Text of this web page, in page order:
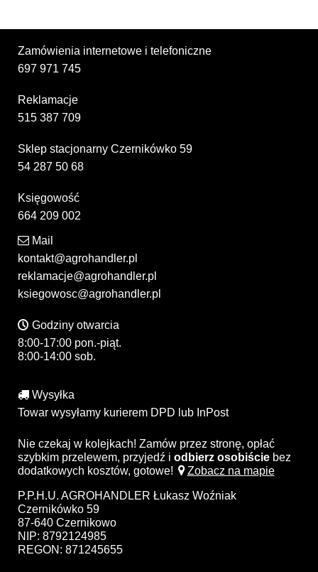
Zamówienia internetowe i telefoniczne
697 971 745
Reklamacje
515 387 709
Sklep stacjonarny Czernikówko 59
54 287 50 68
Księgowość
664 209 002
Mail
kontakt@agrohandler.pl
reklamacje@agrohandler.pl
ksiegowosc@agrohandler.pl
Godziny otwarcia
8:00-17:00 pon.-piąt.
8:00-14:00 sob.
Wysyłka
Towar wysyłamy kurierem DPD lub InPost
Nie czekaj w kolejkach! Zamów przez stronę, opłać
szybkim przelewem, przyjedź i odbierz osobiście bez
dodatkowych kosztów, gotowe!
Zobacz na mapie
P.P.H.U. AGROHANDLER Łukasz Woźniak
Czernikówko 59
87-640 Czernikowo
NIP: 8792124985
REGON: 871245655